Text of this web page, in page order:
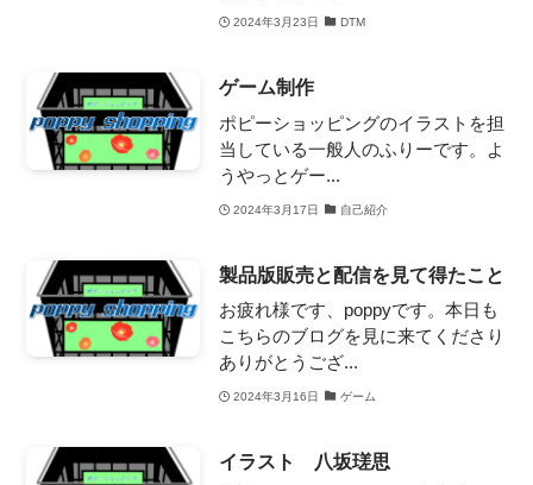
2024年3月23日 DTM
ゲーム制作
ポピーショッピングのイラストを担
当している一般人のふりーです。よ
うやっとゲー...
2024年3月17日 自己紹介
製品版販売と配信を見て得たこと
お疲れ様です、poppyです。本日も
こちらのブログを見に来てくださり
ありがとうござ...
2024年3月16日 ゲーム
イラスト 八坂瑳思